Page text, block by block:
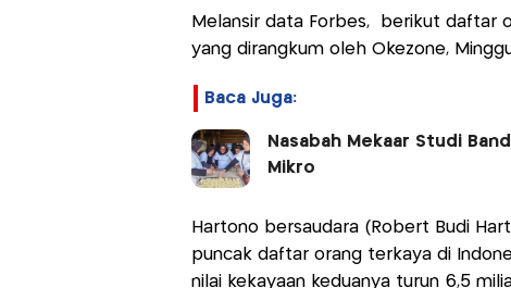
Melansir data Forbes, berikut daftar
yang dirangkum oleh Okezone,
Baca Juga:
Nasabah Mekaar Studi
Mikro
Hartono bersaudara (Robert Budi
puncak daftar orang terkaya di
nilai kekayaan keduanya turun 6,5